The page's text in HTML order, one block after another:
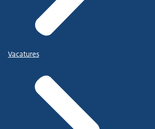
Vacatures